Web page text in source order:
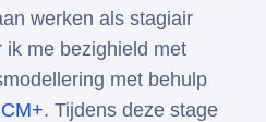
werken als stagiair
ik me bezighield met
met behulp
. Tijdens deze stage